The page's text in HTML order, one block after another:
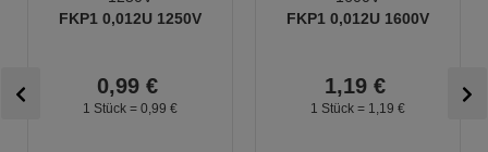
FKP1 0,012U 1250V
0,99 €
1 Stück = 0, 99 €
FKP1 0,012U 1600V
1,19 €
1 Stück = 1, 19 €